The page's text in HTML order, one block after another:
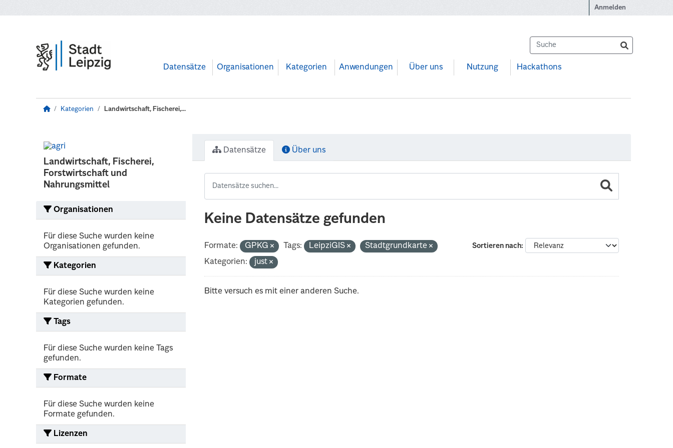
Anmelden
Datensätze Organisationen Kategorien Anwendungen Über uns Nutzung Hackathons
Kategorien Landwirtschaft, Fischerei,...
Landwirtschaft, Fischerei,
Forstwirtschaft und
Nahrungsmittel
Organisationen
Für diese Suche wurden keine
Organisationen gefunden.
Kategorien
Für diese Suche wurden keine
Kategorien gefunden.
Tags
Für diese Suche wurden keine Tags
gefunden.
Formate
Für diese Suche wurden keine
Formate gefunden.
Lizenzen
Datensätze Über uns
Keine Datensätze gefunden
Sortieren nach
Formate: GPKG Tags: LeipziGIS
Stadtgrundkarte
Kategorien:
just
Bitte versuch es mit einer anderen Suche.